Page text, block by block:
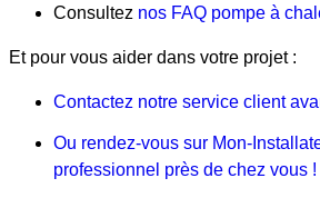
Consultez nos FAQ pompe à
Et pour vous aider dans votre projet :
Contactez notre service client
Ou rendez-vous sur Mon-
professionnel près de chez vous !